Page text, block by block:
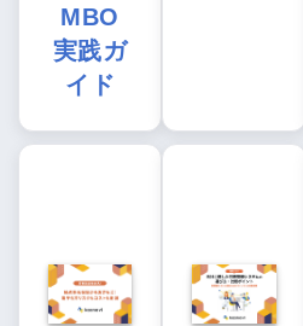
MBO
実践ガ
イド